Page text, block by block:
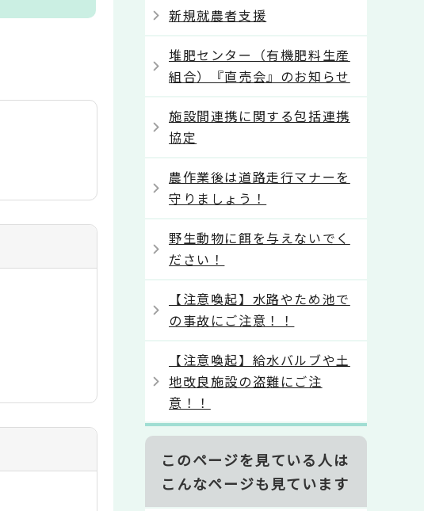
新規就農者支援
堆肥センター（有機肥料生産
組合）『直売会』のお知らせ
施設間連携に関する包括連携
協定
農作業後は道路走行マナーを
守りましょう！
野生動物に餌を与えないでく
ださい！
【注意喚起】水路やため池で
の事故にご注意！！
【注意喚起】給水バルブや土
地改良施設の盗難にご注
意！！
このページを見ている人は
こんなページも見ています